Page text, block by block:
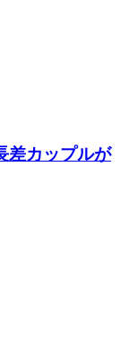
カップルが